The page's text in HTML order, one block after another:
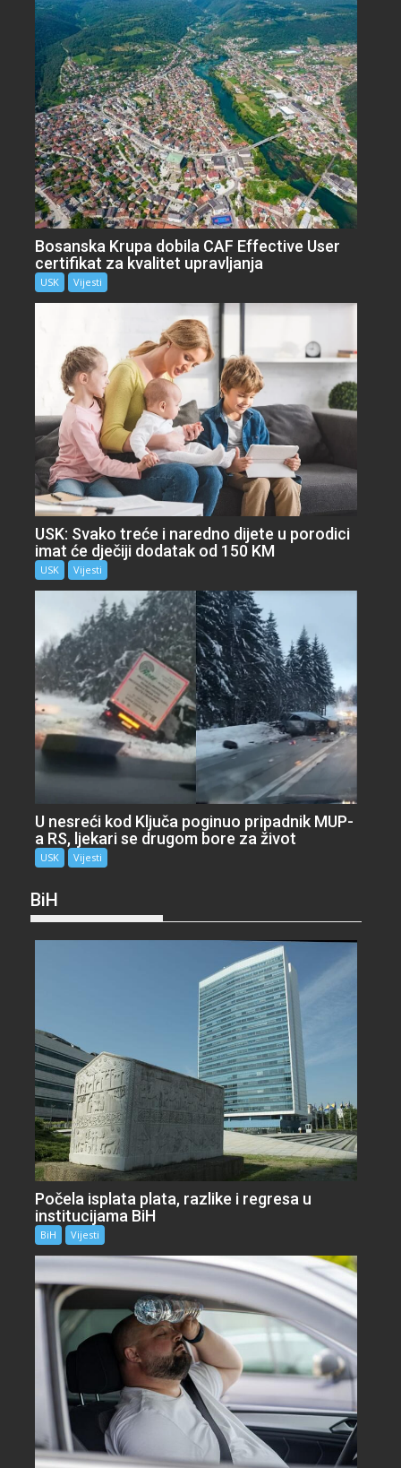
Bosanska Krupa dobila CAF Effective User
certifikat za kvalitet upravljanja
USK Vijesti
USK: Svako treće i naredno dijete u porodici
imat će dječiji dodatak od 150 KM
USK Vijesti
U nesreći kod Ključa poginuo pripadnik MUP-
a RS, ljekari se drugom bore za život
USK Vijesti
BiH
Počela isplata plata, razlike i regresa u
institucijama BiH
BiH Vijesti